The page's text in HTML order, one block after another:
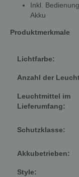
Inkl.
Akku
Produktmerkmale
Lichtfarbe:
Anzahl der
Leuchtmittel im
Lieferumfang:
Schutzklasse:
Akkubetrieben:
Style: